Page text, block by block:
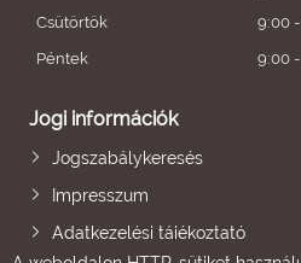
Csütörtök
9:00
Péntek
9:00
Jogi információk
Jogszabálykeresés
Impresszum
Adatkezelési tájékoztató